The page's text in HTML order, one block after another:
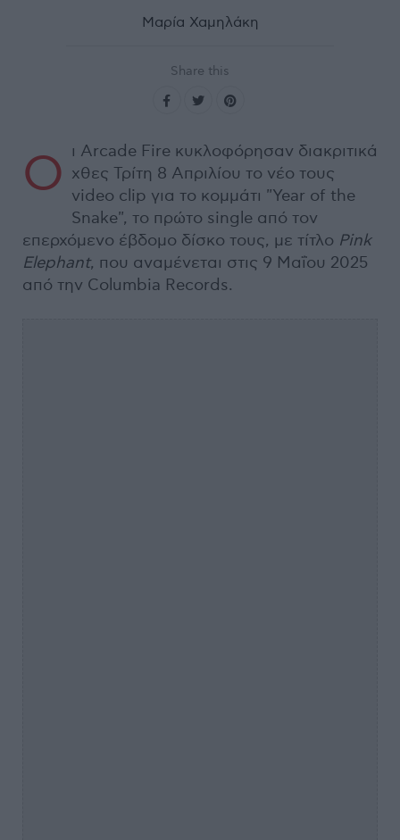
Μαρία Χαμηλάκη
Share this
Ο
ι Arcade Fire κυκλοφόρησαν διακριτικά
χθες Τρίτη 8 Απριλίου το νέο τους
video clip για το κομμάτι "Year of the
Snake", το πρώτο single από τον
επερχόμενο έβδομο δίσκο τους, με τίτλο Pink
Elephant, που αναμένεται στις 9 Μαΐου 2025
από την Columbia Records.